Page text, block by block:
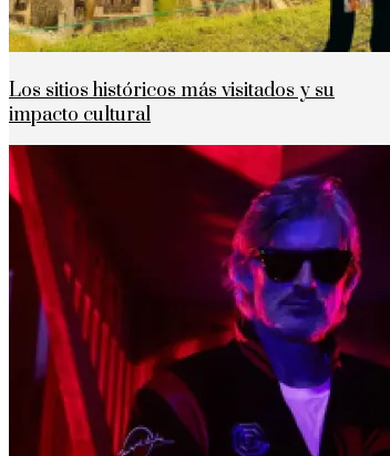
Los sitios históricos más visitados y su
impacto cultural